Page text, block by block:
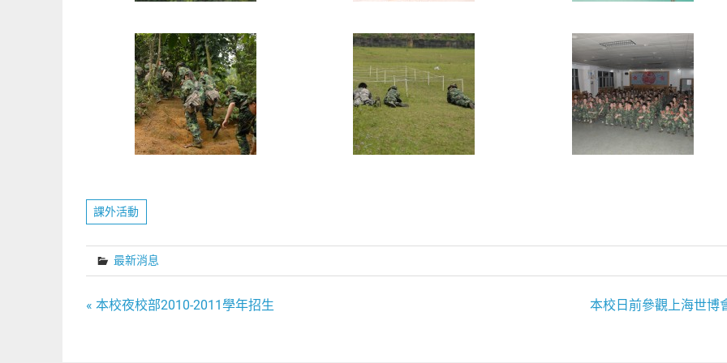
課外活動
最新消息
文
« 本校夜校部2010-2011學年招生 本校日前參觀上海世博